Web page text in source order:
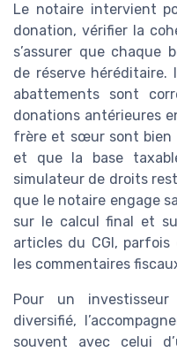
Le notaire intervient
donation, vérifier la
s’assurer que chaque
de réserve
abattements sont
donations antérieures
frère et sœur sont bien
et que la base
simulateur de droits
que le notaire engage
sur le calcul final et
articles du CGI, parfois
les commentaires
Pour un
diversifié,
souvent avec celui